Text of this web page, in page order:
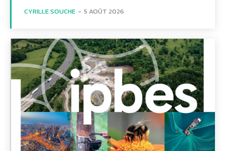
CYRILLE SOUCHE - 5 AOÛT 2026